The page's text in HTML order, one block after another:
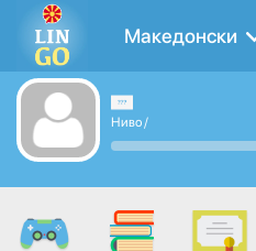
Македонски
Ниво/